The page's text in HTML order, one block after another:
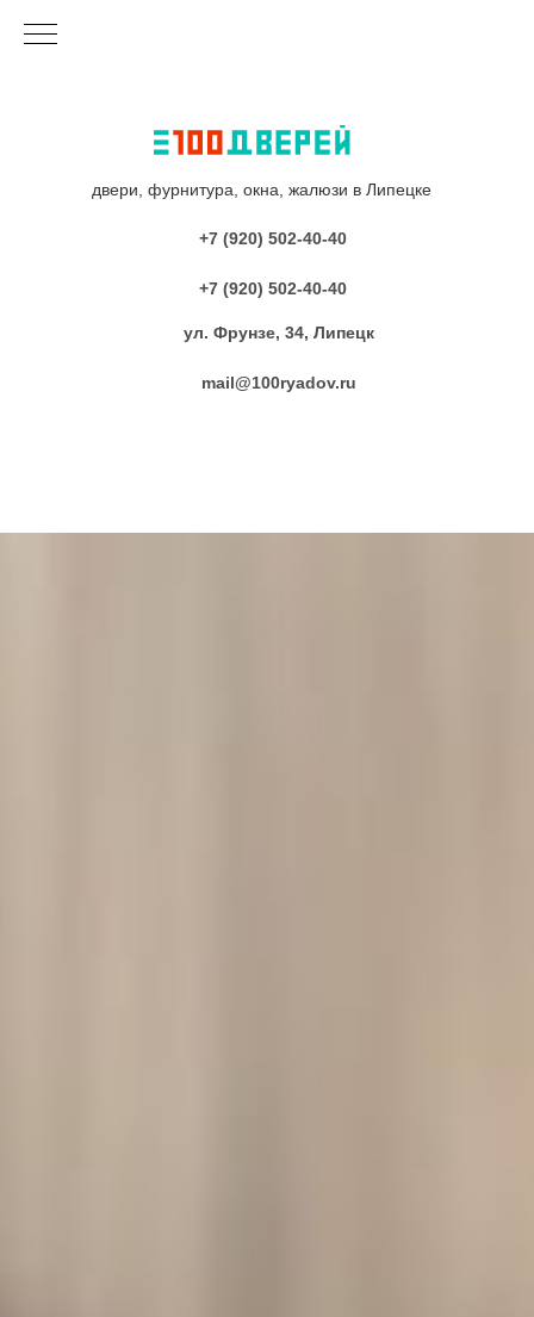
двери, фурнитура, окна, жалюзи в Липецке
+7 (920) 502-40-40
+7 (920) 502-40-40
ул. Фрунзе, 34, Липецк
mail@100ryadov.ru